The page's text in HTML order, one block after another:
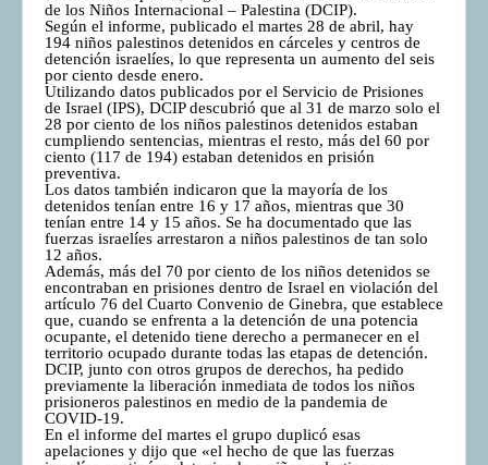
de los Niños Internacional – Palestina (DCIP).
Según el informe, publicado el martes 28 de abril, hay
194 niños palestinos detenidos en cárceles y centros de
detención israelíes, lo que representa un aumento del seis
por ciento desde enero.
Utilizando datos publicados por el Servicio de Prisiones
de Israel (IPS), DCIP descubrió que al 31 de marzo solo el
28 por ciento de los niños palestinos detenidos estaban
cumpliendo sentencias, mientras el resto, más del 60 por
ciento (117 de 194) estaban detenidos en prisión
preventiva.
Los datos también indicaron que la mayoría de los
detenidos tenían entre 16 y 17 años, mientras que 30
tenían entre 14 y 15 años. Se ha documentado que las
fuerzas israelíes arrestaron a niños palestinos de tan solo
12 años.
Además, más del 70 por ciento de los niños detenidos se
encontraban en prisiones dentro de Israel en violación del
artículo 76 del Cuarto Convenio de Ginebra, que establece
que, cuando se enfrenta a la detención de una potencia
ocupante, el detenido tiene derecho a permanecer en el
territorio ocupado durante todas las etapas de detención.
DCIP, junto con otros grupos de derechos, ha pedido
previamente la liberación inmediata de todos los niños
prisioneros palestinos en medio de la pandemia de
COVID-19.
En el informe del martes el grupo duplicó esas
apelaciones y dijo que «el hecho de que las fuerzas